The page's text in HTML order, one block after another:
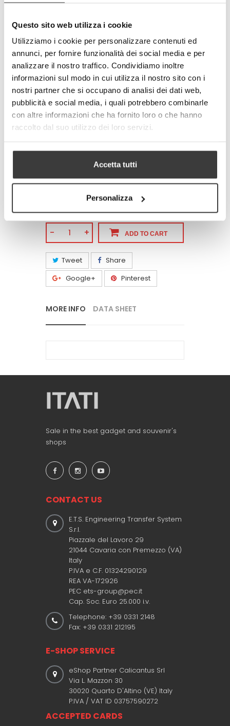
Questo sito web utilizza i cookie
Utilizziamo i cookie per personalizzare contenuti ed
annunci, per fornire funzionalità dei social media e per
analizzare il nostro traffico. Condividiamo inoltre
informazioni sul modo in cui utilizza il nostro sito con i
nostri partner che si occupano di analisi dei dati web,
pubblicità e social media, i quali potrebbero combinarle
con altre informazioni che ha fornito loro o che hanno
raccolto dal suo utilizzo dei loro servizi.
Accetta tutti
Personalizza
• MEDIUM (waist measure 89-99 cm / 35-
• LARGE (waist measure 100-110 cm / 40-
43 inches)
• EXTRA-LARGE (waist measure 110-120 cm
Environment and human friendly.
Meets all european standards.
Completely produced in Italy
100% made in Italy
- + ADD TO CART
Tweet
Share
Google+
Pinterest
MORE INFO DATA SHEET
Sale in the best gadget and souvenir's
shops
CONTACT US
E.T.S. Engineering Transfer System
S.r.l.
Piazzale del Lavoro 29
21044 Cavaria con Premezzo (VA)
Italy
P.IVA e C.F. 01324290129
REA VA-172926
PEC ets-group@pec.it
Cap. Soc. Euro 25.000 i.v.
Telephone: +39 0331 2148
Fax: +39 0331 212195
E-SHOP SERVICE
eShop Partner Calicantus Srl
Via L. Mazzon 30
30020 Quarto D'Altino (VE) Italy
P.IVA / VAT ID 03757590272
ACCEPTED CARDS